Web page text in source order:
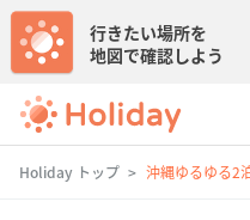
行きたい場所を
地図で確認しよう
Holiday トップ 沖縄ゆるゆる2